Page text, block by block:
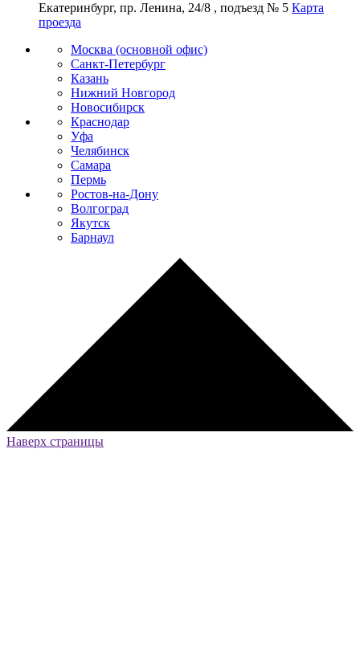
Екатеринбург, пр. Ленина, 24/8 , подъезд № 5 Карта
проезда
Москва (основной офис)
Санкт-Петербург
Казань
Нижний Новгород
Новосибирск
Краснодар
Уфа
Челябинск
Самара
Пермь
Ростов-на-Дону
Волгоград
Якутск
Барнаул
Наверх страницы